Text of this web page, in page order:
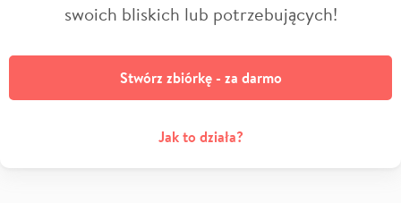
swoich bliskich lub potrzebujących!
Stwórz zbiórkę - za darmo
Jak to działa?